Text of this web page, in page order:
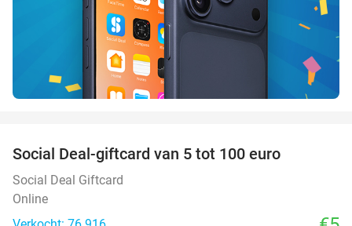
Social Deal-giftcard van 5 tot 100 euro
Social Deal Giftcard
Online